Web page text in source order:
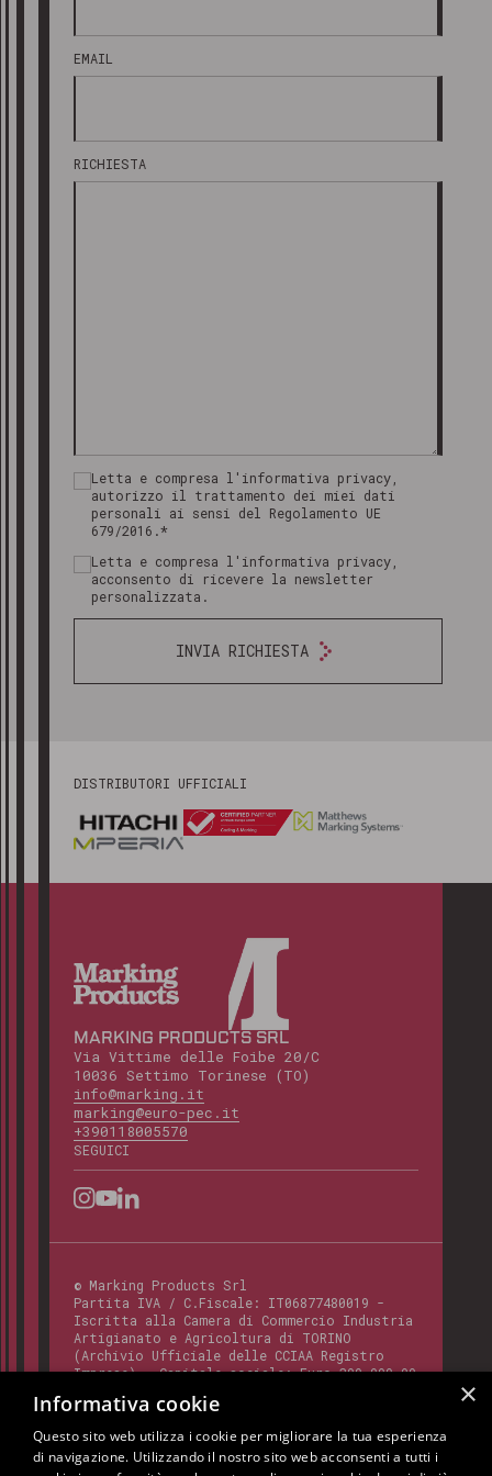
EMAIL
RICHIESTA
Letta e compresa l'informativa privacy,
autorizzo il trattamento dei miei dati
personali ai sensi del Regolamento UE
679/2016.*
Letta e compresa l'informativa privacy,
acconsento di ricevere la newsletter
personalizzata.
INVIA RICHIESTA
DISTRIBUTORI UFFICIALI
MARKING PRODUCTS SRL
Via Vittime delle Foibe 20/C
10036 Settimo Torinese (TO)
info@marking.it
marking@euro-pec.it
+390118005570
SEGUICI
© Marking Products Srl
Partita IVA / C.Fiscale: IT06877480019 -
Iscritta alla Camera di Commercio Industria
Artigianato e Agricoltura di TORINO
(Archivio Ufficiale delle CCIAA Registro
Imprese) - Capitale sociale: Euro 300.000,00
×
Informativa cookie
Questo sito web utilizza i cookie per migliorare la tua esperienza
di navigazione. Utilizzando il nostro sito web acconsenti a tutti i